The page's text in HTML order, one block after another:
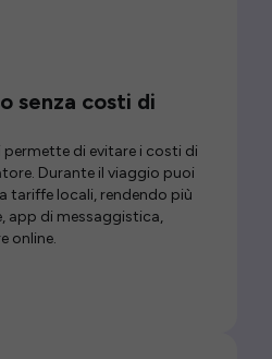
senza costi di
permette di evitare i costi di
Durante il viaggio puoi
tariffe locali, rendendo più
app di messaggistica,
online.